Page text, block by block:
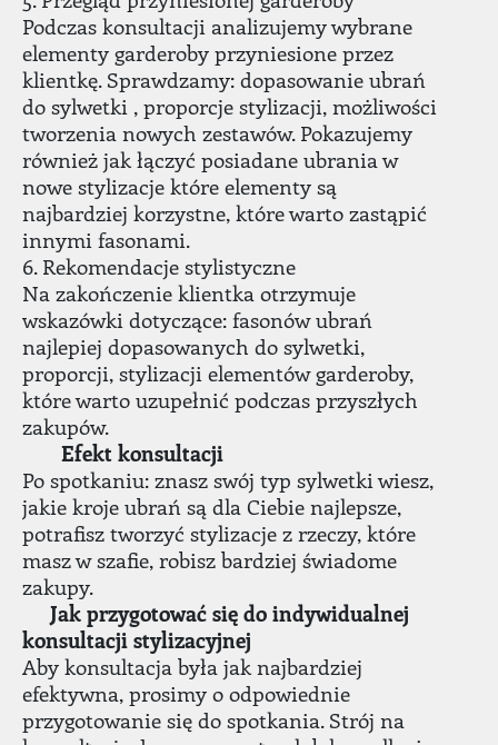
Podczas konsultacji analizujemy wybrane
elementy garderoby przyniesione przez
klientkę. Sprawdzamy: dopasowanie ubrań
do sylwetki , proporcje stylizacji, możliwości
tworzenia nowych zestawów. Pokazujemy
również jak łączyć posiadane ubrania w
nowe stylizacje które elementy są
najbardziej korzystne, które warto zastąpić
innymi fasonami.
6. Rekomendacje stylistyczne
Na zakończenie klientka otrzymuje
wskazówki dotyczące: fasonów ubrań
najlepiej dopasowanych do sylwetki,
proporcji, stylizacji elementów garderoby,
które warto uzupełnić podczas przyszłych
zakupów.
Efekt konsultacji
Po spotkaniu: znasz swój typ sylwetki wiesz,
jakie kroje ubrań są dla Ciebie najlepsze,
potrafisz tworzyć stylizacje z rzeczy, które
masz w szafie, robisz bardziej świadome
zakupy.
Jak przygotować się do indywidualnej
konsultacji stylizacyjnej
Aby konsultacja była jak najbardziej
efektywna, prosimy o odpowiednie
przygotowanie się do spotkania. Strój na